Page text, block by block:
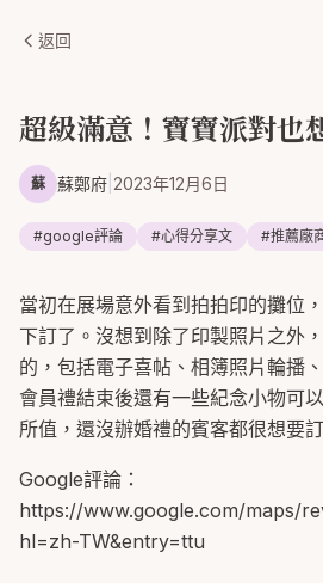
返回
超級滿意！寶寶派對也
蘇 蘇鄭府 2023年12月6日
#google評論 #心得分享文 #推薦廠
當初在展場意外看到拍拍印的攤位
下訂了。沒想到除了印製照片之外
的，包括電子喜帖、相簿照片輪播
會員禮結束後還有一些紀念小物可
所值，還沒辦婚禮的賓客都很想要
Google評論：
https://www.google.com/maps/
hl=zh-TW&entry=ttu